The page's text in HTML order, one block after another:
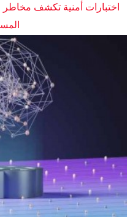
اختبارات أمنية تكشف مخاطر